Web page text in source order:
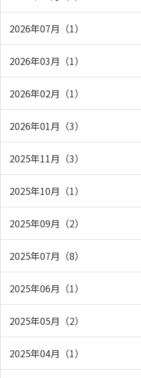
2026年07月（1）
2026年03月（1）
2026年02月（1）
2026年01月（3）
2025年11月（3）
2025年10月（1）
2025年09月（2）
2025年07月（8）
2025年06月（1）
2025年05月（2）
2025年04月（1）